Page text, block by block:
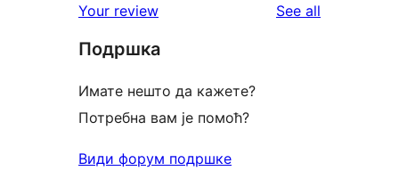
reviews
star
reviews
Your review See all
Подршка
Имате нешто да кажете?
Потребна вам је помоћ?
Види форум подршке